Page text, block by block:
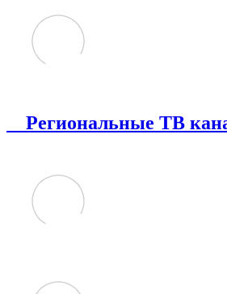
Региональные ТВ